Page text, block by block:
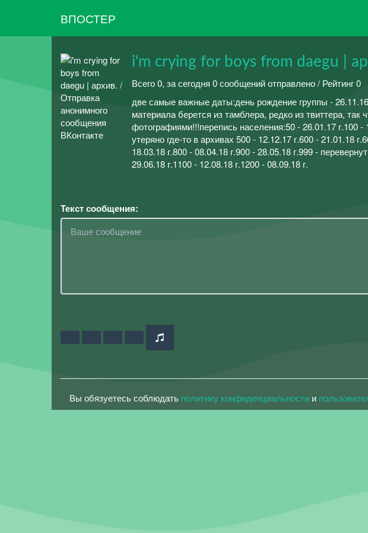
ВПОСТЕР
i'm crying for boys from daegu |
Всего 0, за сегодня 0 сообщений отправлено / Рейтинг 0
две самые важные даты:день рождение группы -
материала берется из тамблера, редко из твиттера,
фотографиями!!!перепись населения:50 - 26.01.17 г.100 -
утеряно где-то в архивах 500 - 12.12.17 г.600 - 21.01.18
18.03.18 г.800 - 08.04.18 г.900 - 28.05.18 г.999 -
29.06.18 г.1100 - 12.08.18 г.1200 - 08.09.18 г.
Текст сообщения:
Вы обязуетесь соблюдать политику конфиденциальности и